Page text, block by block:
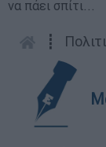
να πάει σπίτι...
┋